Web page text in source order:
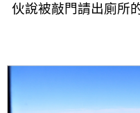
伙說被敲門請出廁所